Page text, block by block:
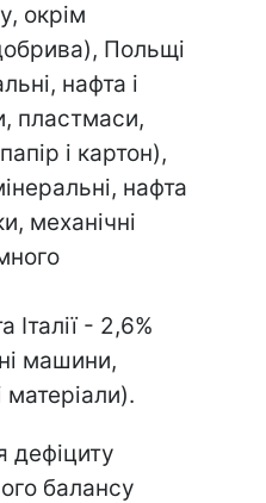
окрім
Польщі
нафта і
пластмаси,
і картон),
нафта
механічні
Італії - 2,6%
машини,
дефіциту
балансу